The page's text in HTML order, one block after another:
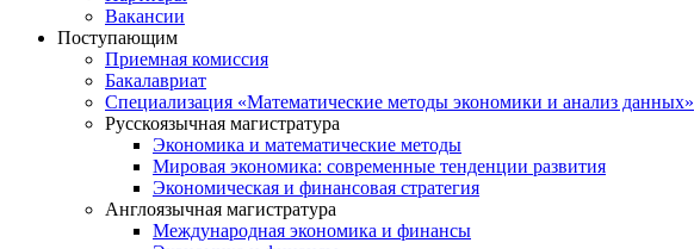
Вакансии
Поступающим
Приемная комиссия
Бакалавриат
Специализация «Математические методы экономики и анализ данных»
Русскоязычная магистратура
Экономика и математические методы
Мировая экономика: современные тенденции развития
Экономическая и финансовая стратегия
Англоязычная магистратура
Международная экономика и финансы